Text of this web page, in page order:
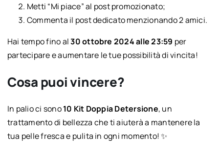
Metti “Mi piace” al post promozionato;
Commenta il post dedicato menzionando 2 amici.
Hai tempo fino al30 ottobre 2024 alle 23:59 per
partecipare e aumentare le tue possibilità di vincita!
Cosa puoi vincere?
In palio ci sono10 Kit Doppia Detersione, un
trattamento di bellezza che ti aiuterà a mantenere la
tua pelle fresca e pulita in ogni momento! ✨